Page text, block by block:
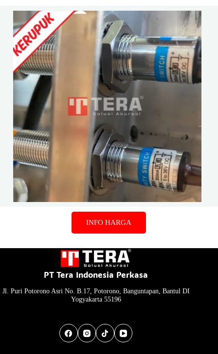
INFO HARGA
PT Tera Indonesia Perkasa
Jl. Puri Potorono Asri No. B.17, Potorono, Banguntapan, Bantul DI
Yogyakarta 55196